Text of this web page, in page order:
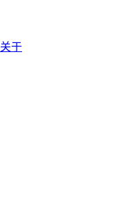
关于